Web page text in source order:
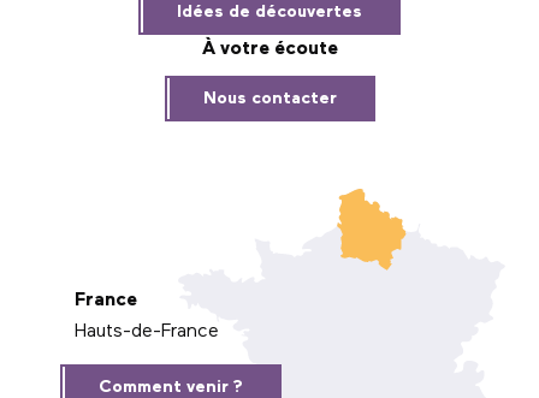
Idées de découvertes
À votre écoute
Nous contacter
France
Hauts-de-France
Comment venir ?